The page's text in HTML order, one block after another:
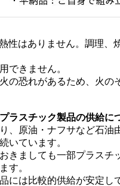
性はありません。調理、
できません。
の恐れがあるため、火の
ラスチック製品の供給に
、原油・ナフサなど石油
いています。
きましても一部プラスチ
す。
には比較的供給が安定し